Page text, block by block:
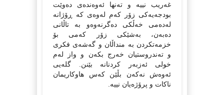
غەریب نییە و تەنها ئەوەندەی دەوێت
بودجەیەكی زۆر كەم لەوەی كە ڕۆژانە
لەدەمی خەڵكی دەگرنەوەو بە تاڵانی
دەبەن، بەشێكی زۆر كەمی بۆ
خزمەتكردن بە منداڵان و گەشەی فكری
و تەندروستیان خەرج بكەن و واز لەم
خولی ئەزبەر كردنانە بێنن. گلەیی
ئەوەش نەكەن بڵێن كەس هاوكاریمان
ناكات و پرۆژەیان نییە.